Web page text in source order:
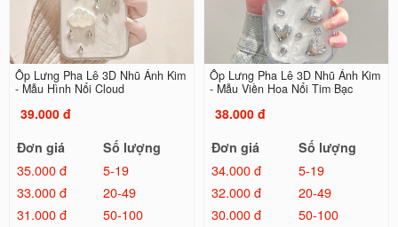
Ốp Lưng Pha Lê 3D Nhũ Ánh Kim
- Mẫu Hình Nổi Cloud
39.000 đ
Đơn giá
Số lượng
35.000 đ
5-19
33.000 đ
20-49
31.000 đ
50-100
Ốp Lưng Pha Lê 3D Nhũ Ánh Kim
- Mẫu Viền Hoa Nổi Tim Bạc
38.000 đ
Đơn giá
Số lượng
34.000 đ
5-19
32.000 đ
20-49
30.000 đ
50-100